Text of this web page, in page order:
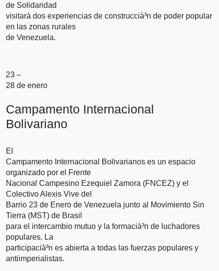
de Solidaridad
visitará dos experiencias de construccià³n de poder popular
en las zonas rurales
de Venezuela.
23 –
28 de enero
Campamento Internacional
Bolivariano
El
Campamento Internacional Bolivarianos es un espacio
organizado por el Frente
Nacional Campesino Ezequiel Zamora (FNCEZ) y el
Colectivo Alexis Vive del
Barrio 23 de Enero de Venezuela junto al Movimiento Sin
Tierra (MST) de Brasil
para el intercambio mutuo y la formacià³n de luchadores
populares. La
participacià³n es abierta a todas las fuerzas populares y
antiimperialistas.